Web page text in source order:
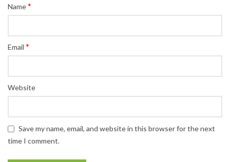
Name*
Email *
Website
Save my name, email, and website in this browser for the next
time I comment.